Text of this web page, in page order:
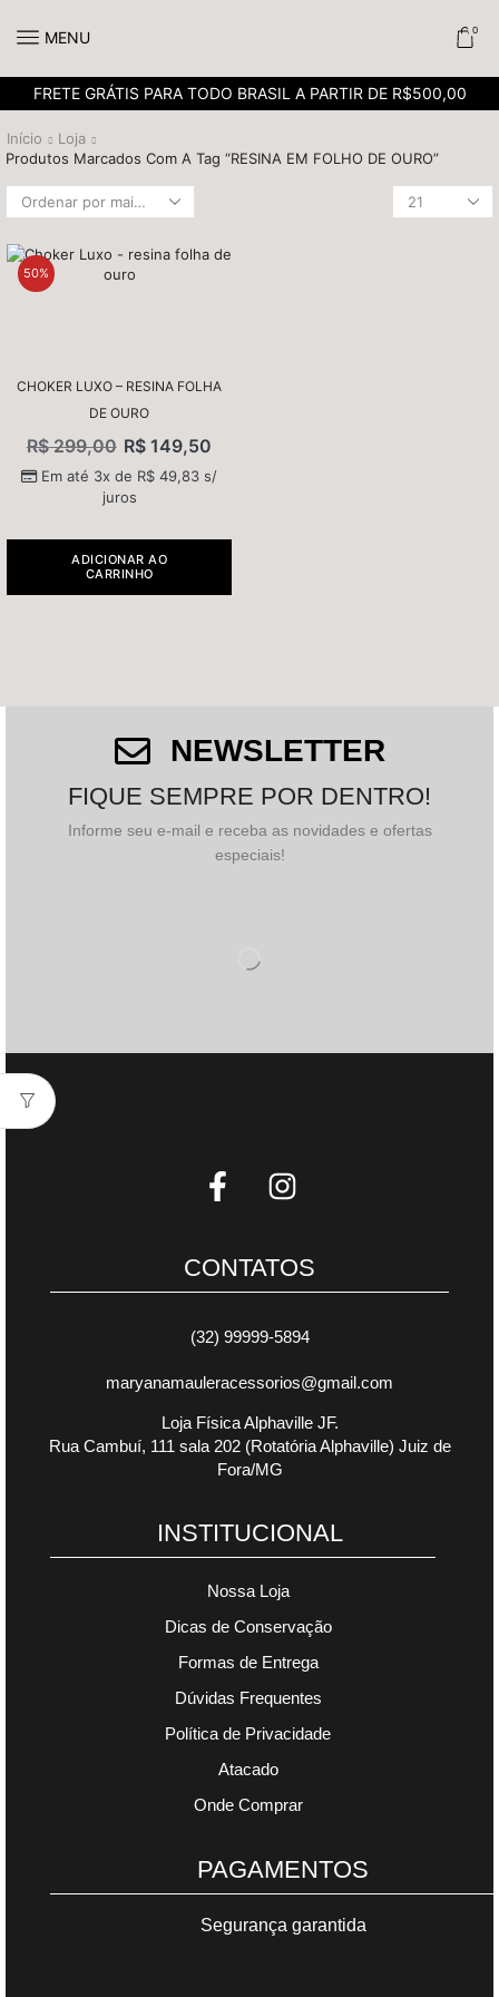
MENU 0
FRETE GRÁTIS PARA TODO BRASIL A PARTIR DE R$500,00
Início
Loja
Produtos Marcados Com A Tag “RESINA EM FOLHO DE OURO”
50%
CHOKER LUXO – RESINA FOLHA
DE OURO
R$299,00 R$ 149,50
Em até 3x de R$ 49,83 s/
juros
ADICIONAR AO
CARRINHO
NEWSLETTER
FIQUE SEMPRE POR DENTRO!
Informe seu e-mail e receba as novidades e ofertas
especiais!
CONTATOS
(32) 99999-5894
maryanamauleracessorios@gmail.com
Loja Física Alphaville JF.
Rua Cambuí, 111 sala 202 (Rotatória Alphaville) Juiz de
Fora/MG
INSTITUCIONAL
Nossa Loja
Dicas de Conservação
Formas de Entrega
Dúvidas Frequentes
Política de Privacidade
Atacado
Onde Comprar
PAGAMENTOS
Segurança garantida